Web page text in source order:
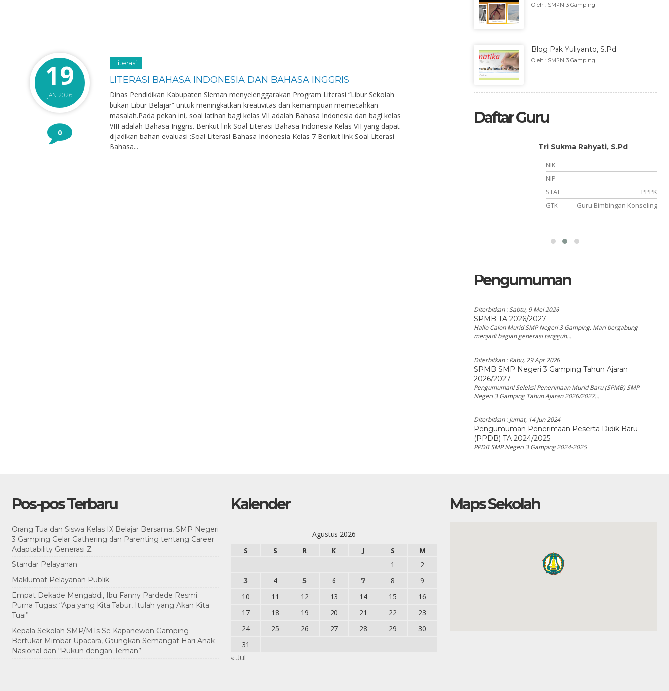
19
JAN 2026
0
Literasi
LITERASI BAHASA INDONESIA DAN BAHASA INGGRIS
Dinas Pendidikan Kabupaten Sleman menyelenggarakan Program Literasi “Libur Sekolah
bukan Libur Belajar” untuk meningkatkan kreativitas dan kemampuan memecahkan
masalah.Pada pekan ini, soal latihan bagi kelas VII adalah Bahasa Indonesia dan bagi kelas
VIII adalah Bahasa Inggris. Berikut link Soal Literasi Bahasa Indonesia Kelas VII yang dapat
dijadikan bahan evaluasi :Soal Literasi Bahasa Indonesia Kelas 7 Berikut link Soal Literasi
Bahasa...
Oleh : SMPN 3 Gamping
Blog Pak Yuliyanto, S.Pd
Oleh : SMPN 3 Gamping
Daftar Guru
Rahyati, S.Pd
Tri Sukma Rahyati, S.Pd
NIK
NIP
STAT
PPPK
GTK
Guru Bimbingan Konseling
Pengumuman
Diterbitkan :Sabtu, 9 Mei 2026
SPMB TA 2026/2027
Hallo Calon Murid SMP Negeri 3 Gamping. Mari bergabung
menjadi bagian generasi tangguh...
Diterbitkan :Rabu, 29 Apr 2026
SPMB SMP Negeri 3 Gamping Tahun Ajaran
2026/2027
Pengumuman! Seleksi Penerimaan Murid Baru (SPMB) SMP
Negeri 3 Gamping Tahun Ajaran 2026/2027...
Diterbitkan :Jumat, 14 Jun 2024
Pengumuman Penerimaan Peserta Didik Baru
(PPDB) TA 2024/2025
PPDB SMP Negeri 3 Gamping 2024-2025
Pos-pos Terbaru
Orang Tua dan Siswa Kelas IX Belajar Bersama, SMP Negeri
3 Gamping Gelar Gathering dan Parenting tentang Career
Adaptability Generasi Z
Standar Pelayanan
Maklumat Pelayanan Publik
Empat Dekade Mengabdi, Ibu Fanny Pardede Resmi
Purna Tugas: “Apa yang Kita Tabur, Itulah yang Akan Kita
Tuai”
Kepala Sekolah SMP/MTs Se-Kapanewon Gamping
Bertukar Mimbar Upacara, Gaungkan Semangat Hari Anak
Nasional dan “Rukun dengan Teman”
Kalender
Agustus 2026
S
S R K J S
M
1
2
3 4 5 6 7 8
9
10
11 12 13 14 15
16
17
18 19 20 21 22
23
24
25 26 27 28 29
30
31
« Jul
Maps Sekolah